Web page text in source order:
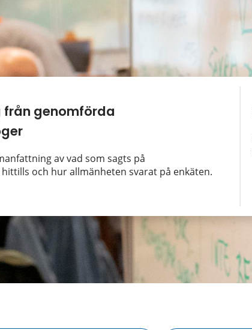
genomförda
av vad som sagts på
och hur allmänheten svarat på enkäten.